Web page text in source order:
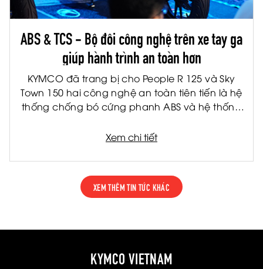
ABS & TCS - Bộ đôi công nghệ trên xe tay ga
giúp hành trình an toàn hơn
KYMCO đã trang bị cho People R 125 và Sky
Town 150 hai công nghệ an toàn tiên tiến là hệ
thống chống bó cứng phanh ABS và hệ thống
được ứng dụng rộng rãi trên các dòng xe cao
giảm thiểu rủi ro trong nhiều tình huống vận
hành thực tế.
Xem chi tiết
XEM THÊM TIN TỨC KHÁC
KYMCO VIETNAM